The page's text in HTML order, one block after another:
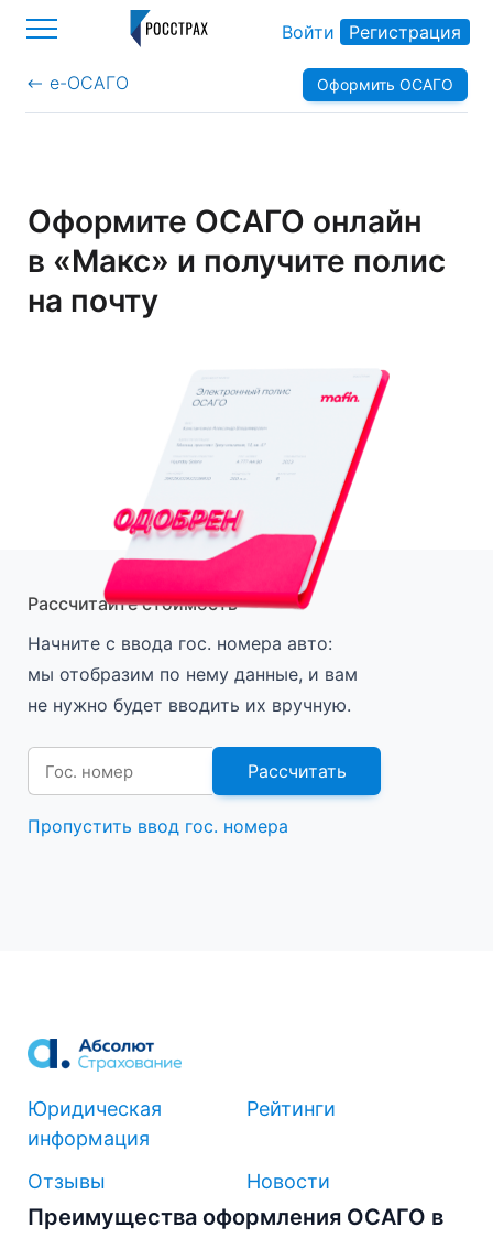
Войти Регистрация
е-ОСАГО
> Оформить ОСАГО
Оформите ОСАГО онлайн
в «Макс» и получите полис
на почту
Рассчитайте стоимость
Начните с ввода гос. номера авто:
мы отобразим по нему данные, и вам
не нужно будет вводить их вручную.
Рассчитать
Пропустить ввод гос. номера
Юридическая
информация
Рейтинги
Отзывы Новости
Преимущества оформления ОСАГО в